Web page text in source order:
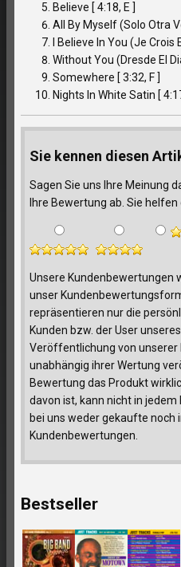
Believe [ 4:18, E ]
All By Myself (Solo Otra
I Believe In You (Je Crois
Without You (Dresde El
Somewhere [ 3:32, F ]
Nights In White Satin [
Sie kennen diesen
Sagen Sie uns Ihre Meinung
Ihre Bewertung ab. Sie
Unsere Kundenbewertungen
unser
repräsentieren nur die
Kunden bzw. der User
Veröffentlichung von unserer
unabhängig ihrer Wertung
Bewertung das Produkt
davon ist, kann nicht in
bei uns weder gekaufte noch
Kundenbewertungen.
Bestseller